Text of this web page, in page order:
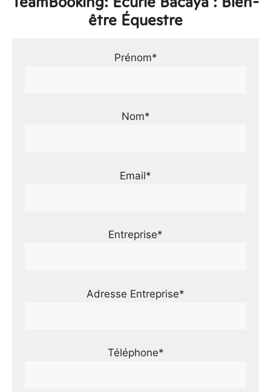
être Équestre
Prénom*
Nom*
Email*
Entreprise*
Adresse Entreprise*
Téléphone*